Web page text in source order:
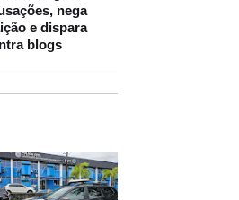
nega
e dispara
blogs